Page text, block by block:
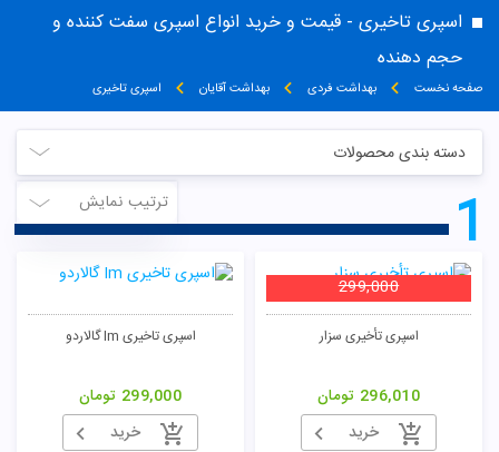
اسپری تاخیری - قیمت و خرید انواع اسپری سفت کننده و
حجم دهنده
صفحه نخست بهداشت فردی بهداشت آقایان اسپری تاخیری
دسته بندی محصولات
ترتیب نمایش
1
اسپری تأخیری سزار
299,000
296,010 تومان
خرید
اسپری تاخیری Im گالاردو
299,000 تومان
خرید